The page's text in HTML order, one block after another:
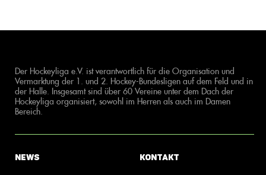
Der Hockeyliga e.V. ist verantwortlich für die Organisation und
Vermarktung der 1. und 2. Hockey-Bundesligen auf dem Feld und in
der Halle. Insgesamt sind über 60 Vereine unter dem Dach der
Hockeyliga organisiert, sowohl im Herren als auch im Damen
Bereich.
News Kontakt